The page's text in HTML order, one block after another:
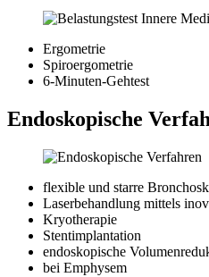
Ergometrie
Spiroergometrie
6-Minuten-Gehtest
Endoskopische
flexible und starre
Laserbehandlung mittels
Kryotherapie
Stentimplantation
endoskopische
bei Emphysem